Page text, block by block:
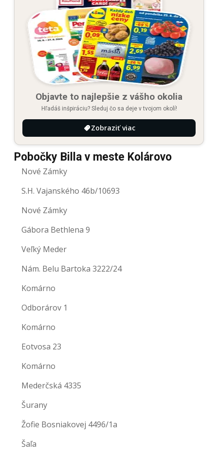
Objavte to najlepšie z vášho okolia
Hľadáš inšpiráciu? Sleduj čo sa deje v tvojom okolí!
Zobraziť viac
Pobočky Billa v meste Kolárovo
Nové Zámky
S.H. Vajanského 46b/10693
Nové Zámky
Gábora Bethlena 9
Veľký Meder
Nám. Belu Bartoka 3222/24
Komárno
Odborárov 1
Komárno
Eotvosa 23
Komárno
Mederčská 4335
Šurany
Žofie Bosniakovej 4496/1a
Šaľa